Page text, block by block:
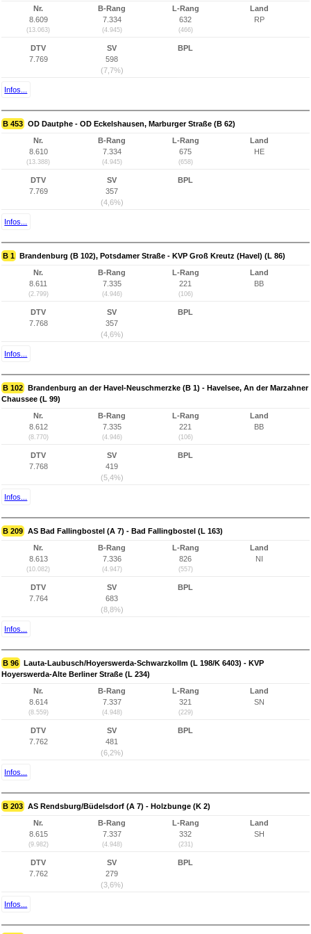
Nr.
8.609
(13.063)
B-Rang
7.334
(4.945)
L-Rang
632
(466)
Land
RP
DTV
7.769
SV
598
(7,7%)
BPL
Infos...
B 453 OD Dautphe - OD Eckelshausen, Marburger Straße (B 62)
Nr.
8.610
(13.388)
B-Rang
7.334
(4.945)
L-Rang
675
(658)
Land
HE
DTV
7.769
SV
357
(4,6%)
BPL
Infos...
B 1 Brandenburg (B 102), Potsdamer Straße - KVP Groß Kreutz (Havel) (L 86)
Nr.
8.611
(2.799)
B-Rang
7.335
(4.946)
L-Rang
221
(106)
Land
BB
DTV
7.768
SV
357
(4,6%)
BPL
Infos...
B 102 Brandenburg an der Havel-Neuschmerzke (B 1) - Havelsee, An der Marzahner
Chaussee (L 99)
Nr.
8.612
(8.770)
B-Rang
7.335
(4.946)
L-Rang
221
(106)
Land
BB
DTV
7.768
SV
419
(5,4%)
BPL
Infos...
B 209 AS Bad Fallingbostel (A 7) - Bad Fallingbostel (L 163)
Nr.
8.613
(10.082)
B-Rang
7.336
(4.947)
L-Rang
826
(557)
Land
NI
DTV
7.764
SV
683
(8,8%)
BPL
Infos...
B 96 Lauta-Laubusch/Hoyerswerda-Schwarzkollm (L 198/K 6403) - KVP
Hoyerswerda-Alte Berliner Straße (L 234)
Nr.
8.614
(8.559)
B-Rang
7.337
(4.948)
L-Rang
321
(229)
Land
SN
DTV
7.762
SV
481
(6,2%)
BPL
Infos...
B 203 AS Rendsburg/Büdelsdorf (A 7) - Holzbunge (K 2)
Nr.
8.615
(9.982)
B-Rang
7.337
(4.948)
L-Rang
332
(231)
Land
SH
DTV
7.762
SV
279
(3,6%)
BPL
Infos...